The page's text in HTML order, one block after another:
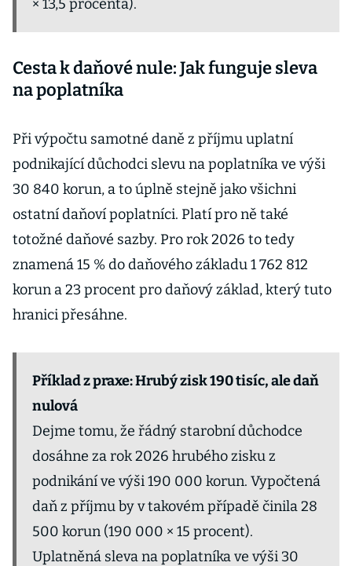
× 13,5 procenta).
Cesta k daňové nule: Jak funguje sleva
na poplatníka
Při výpočtu samotné daně z příjmu uplatní
podnikající důchodci slevu na poplatníka ve výši
30 840 korun, a to úplně stejně jako všichni
ostatní daňoví poplatníci. Platí pro ně také
totožné daňové sazby. Pro rok 2026 to tedy
znamená 15 % do daňového základu 1 762 812
korun a 23 procent pro daňový základ, který tuto
hranici přesáhne.
Příklad z praxe: Hrubý zisk 190 tisíc, ale daň
nulová
Dejme tomu, že řádný starobní důchodce
dosáhne za rok 2026 hrubého zisku z
podnikání ve výši 190 000 korun. Vypočtená
daň z příjmu by v takovém případě činila 28
500 korun (190 000 × 15 procent).
Uplatněná sleva na poplatníka ve výši 30